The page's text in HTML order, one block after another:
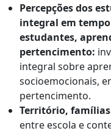
Percepções dos
integral em
estudantes,
pertencimento:
integral sobre
socioemocionais,
pertencimento.
Território,
entre escola e